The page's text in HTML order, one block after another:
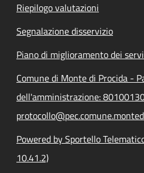
Riepilogo valutazioni
Segnalazione disservizio
Piano di miglioramento dei
Comune di Monte di Procida -
dell'amministrazione:
Powered by Sportello
10.41.2)